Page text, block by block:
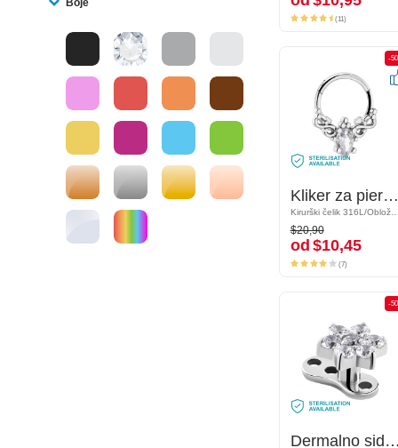
Boje
(11)
-50%
Kliker za piercing (kirurški čelik, srebrna, sjajna završna obrada) s kristalnim kamenom
Kirurški čelik 316L/Obloženi mesing
$20,90
od$10,45
-
Kliker za piercing (kirurški čelik, srebrna, sjajna završna obrada) s kristalnim kamenom
Kirurški čelik 316L/Obloženi mesing
$20,90
od $10,45
(7)
-50%
Dermalno sidro (titan, sjajna završna obrada) s cvjetnim dodatkom i kristalnim kamenjem
-
Dermalno sidro (titan, sjajna završna obrada) s cvjetnim dodatkom i kristalnim kamenjem